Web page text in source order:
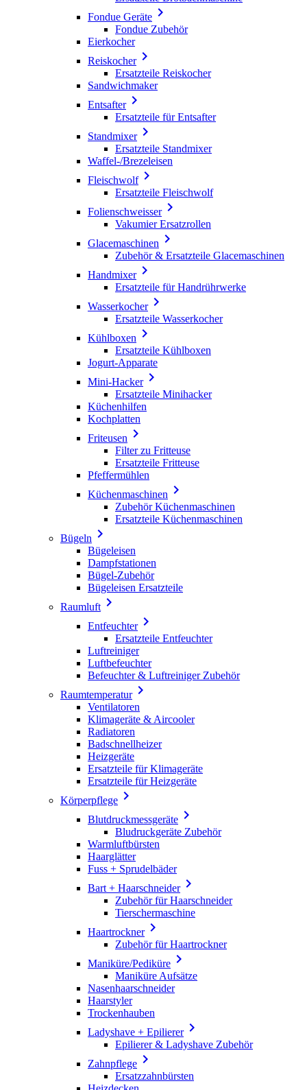
Fondue Geräte 
Fondue Zubehör
Eierkocher
Reiskocher
Ersatzteile Reiskocher
Sandwichmaker
Entsafter
Ersatzteile für Entsafter
Standmixer
Ersatzteile Standmixer
Waffel-/Brezeleisen
Fleischwolf
Ersatzteile Fleischwolf
Folienschweisser
Vakumier Ersatzrollen
Glacemaschinen 
Zubehör & Ersatzteile Glacemaschinen
Handmixer
Ersatzteile für Handrührwerke
Wasserkocher
Ersatzteile Wasserkocher
Kühlboxen 
Ersatzteile Kühlboxen
Jogurt-Apparate
Mini-Hacker
Ersatzteile Minihacker
Küchenhilfen
Kochplatten
Friteusen 
Filter zu Fritteuse
Ersatzteile Fritteuse
Pfeffermühlen
Küchenmaschinen 
Zubehör Küchenmaschinen
Ersatzteile Küchenmaschinen
Bügeln 
Bügeleisen
Dampfstationen
Bügel-Zubehör
Bügeleisen Ersatzteile
Raumluft 
Entfeuchter
Ersatzteile Entfeuchter
Luftreiniger
Luftbefeuchter
Befeuchter & Luftreiniger Zubehör
Raumtemperatur
Ventilatoren
Klimageräte & Aircooler
Radiatoren
Badschnellheizer
Heizgeräte
Ersatzteile für Klimageräte
Ersatzteile für Heizgeräte
Körperpflege 
Blutdruckmessgeräte 
Bludruckgeräte Zubehör
Warmluftbürsten
Haarglätter
Fuss + Sprudelbäder
Bart + Haarschneider
Zubehör für Haarschneider
Tierschermaschine
Haartrockner
Zubehör für Haartrockner
Maniküre/Pediküre 
Maniküre Aufsätze
Nasenhaarschneider
Haarstyler
Trockenhauben
Ladyshave + Epilierer
Epilierer & Ladyshave Zubehör
Zahnpflege 
Ersatzzahnbürsten